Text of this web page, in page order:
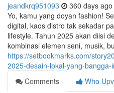
jeandkrq951093 360 days ago
Yo, kamu yang doyan fashion!
digital, kaos distro tak sekadar
lifestyle. Tahun 2025 akan diisi
kombinasi elemen seni, musik,
https://setbookmarks.com/
2025-desain-lokal-yang-bangga-
Comments
Who